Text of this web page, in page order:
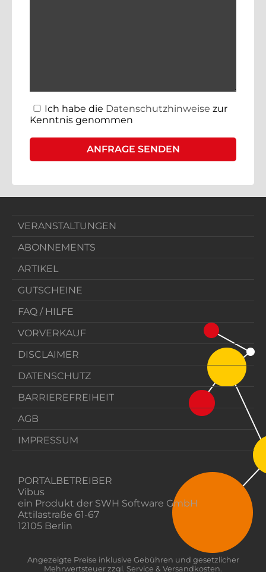
Ich habe die Datenschutzhinweise zur
Kenntnis genommen
VERANSTALTUNGEN
ABONNEMENTS
ARTIKEL
GUTSCHEINE
FAQ / HILFE
VORVERKAUF
DISCLAIMER
DATENSCHUTZ
BARRIEREFREIHEIT
AGB
IMPRESSUM
PORTALBETREIBER
Vibus
ein Produkt der SWH Software GmbH
Attilastraße 61-67
12105 Berlin
Angezeigte Preise inklusive Gebühren und gesetzlicher
Mehrwertsteuer zzgl. Service & Versandkosten.